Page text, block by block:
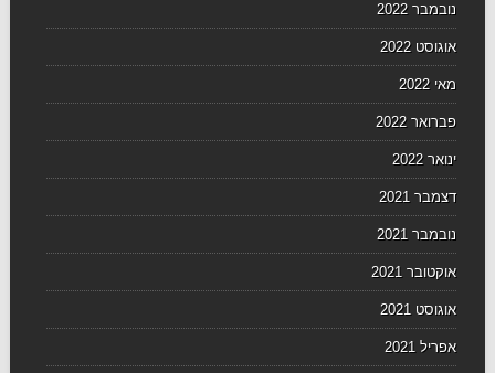
נובמבר 2022
אוגוסט 2022
מאי 2022
פברואר 2022
ינואר 2022
דצמבר 2021
נובמבר 2021
אוקטובר 2021
אוגוסט 2021
אפריל 2021